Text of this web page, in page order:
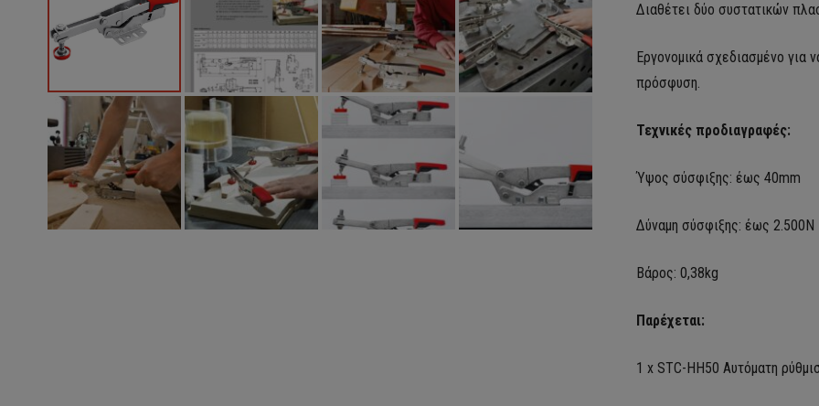
Διαθέτει δύο συστατικών π
Εργονομικά σχεδιασμένο για
πρόσφυση.
Τεχνικές προδιαγραφές:
Ύψος σύσφιξης: έως 40mm
Δύναμη σύσφιξης: έως 2.500N
Βάρος: 0,38kg
Παρέχεται:
1 x STC-HH50 Αυτόματη